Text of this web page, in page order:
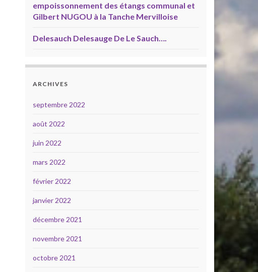
empoissonnement des étangs communal et
Gilbert NUGOU à la Tanche Mervilloise
Delesauch Delesauge De Le Sauch….
ARCHIVES
septembre 2022
août 2022
juin 2022
mars 2022
février 2022
janvier 2022
décembre 2021
novembre 2021
octobre 2021